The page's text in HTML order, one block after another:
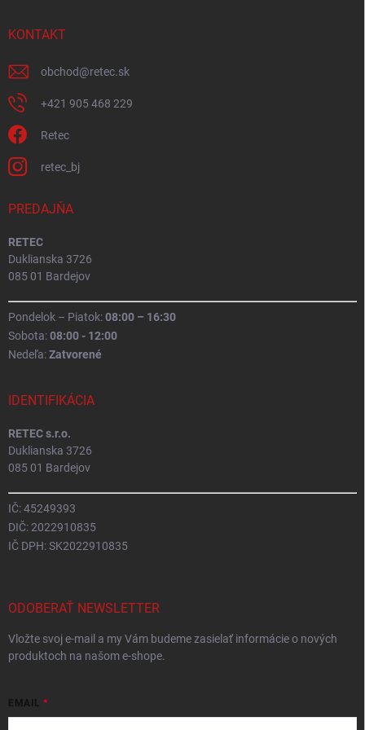
KONTAKT
obchod@retec.sk
+421 905 468 229
Retec
retec_bj
PREDAJŇA
RETEC
Duklianska 3726
085 01 Bardejov
Pondelok – Piatok:08:00 – 16:30
Sobota:08:00 - 12:00
Nedeľa:Zatvorené
IDENTIFIKÁCIA
RETEC s.r.o.
Duklianska 3726
085 01 Bardejov
IČ: 45249393
DIČ: 2022910835
IČ DPH: SK2022910835
ODOBERAŤ NEWSLETTER
Vložte svoj e-mail a my Vám budeme zasielať informácie o nových
produktoch na našom e-shope.
EMAIL